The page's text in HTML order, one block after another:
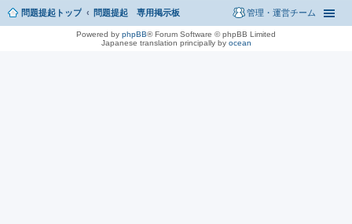
問題提起トップ 問題提起 専用掲示板 管理・運営チーム
Powered by phpBB® Forum Software © phpBB Limited
Japanese translation principally by ocean